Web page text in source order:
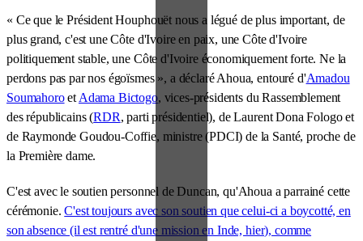
« Ce que le Président Houphouët nous a légué de plus important, de
plus grand, c'est une Côte d'Ivoire en paix, une Côte d'Ivoire
politiquement stable, une Côte d'Ivoire économiquement forte. Ne la
perdons pas par nos égoïsmes », a déclaré Ahoua, entouré d'Amadou
Soumahoroet Adama Bictogo, vices-présidents du Rassemblement
des républicains (RDR, parti présidentiel), de Laurent Dona Fologo et
de Raymonde Goudou-Coffie, ministre (PDCI) de la Santé, proche de
la Première dame.
C'est avec le soutien personnel de Duncan, qu'Ahoua a parrainé cette
cérémonie.C'est toujours avec son soutien que celui-ci a boycotté, en
son absence (il est rentré d'une mission en Inde, hier), comme